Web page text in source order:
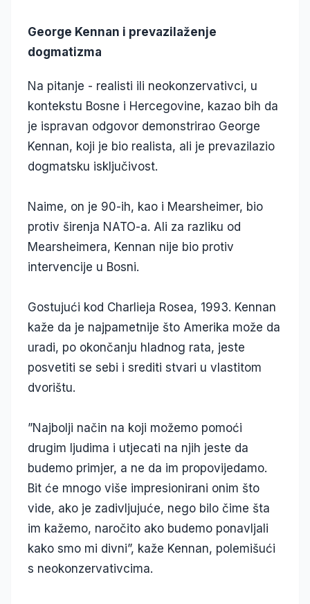
George Kennan i prevazilaženje
dogmatizma
Na pitanje - realisti ili neokonzervativci, u
kontekstu Bosne i Hercegovine, kazao bih da
je ispravan odgovor demonstrirao George
Kennan, koji je bio realista, ali je prevazilazio
dogmatsku isključivost.
Naime, on je 90-ih, kao i Mearsheimer, bio
protiv širenja NATO-a. Ali za razliku od
Mearsheimera, Kennan nije bio protiv
intervencije u Bosni.
Gostujući kod Charlieja Rosea, 1993. Kennan
kaže da je najpametnije što Amerika može da
uradi, po okončanju hladnog rata, jeste
posvetiti se sebi i srediti stvari u vlastitom
dvorištu.
”Najbolji način na koji možemo pomoći
drugim ljudima i utjecati na njih jeste da
budemo primjer, a ne da im propovijedamo.
Bit će mnogo više impresionirani onim što
vide, ako je zadivljujuće, nego bilo čime šta
im kažemo, naročito ako budemo ponavljali
kako smo mi divni”, kaže Kennan, polemišući
s neokonzervativcima.